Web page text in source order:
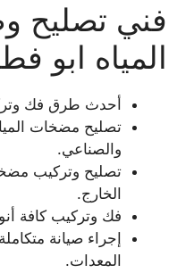
فني تصليح
المياه ابو
أحدث طرق فك
تصليح مضخات
والصناعي.
تصليح وتركيب
الخارج.
فك وتركيب كافة
إجراء صيانة
المعدات.